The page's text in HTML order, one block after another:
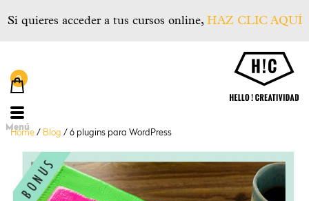
Si quieres acceder a tus cursos online, HAZ CLIC AQUÍ
Menú
Home / Blog / 6 plugins para WordPress